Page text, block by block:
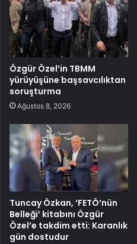
Özgür Özel’in TBMM
yürüyüşüne başsavcılıktan
soruşturma
Ağustos 8, 2026
Tuncay Özkan, ‘FETÖ’nün
Belleği’ kitabını Özgür
Özel’e takdim etti: Karanlık
gün dostudur